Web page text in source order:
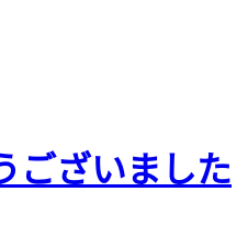
ございました